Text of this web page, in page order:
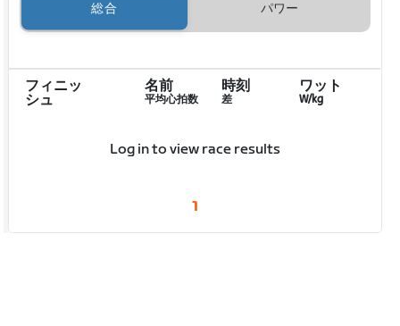
総合 パワー
フィニッ
シュ
名前
平均心拍数
時刻
差
ワット
W/kg
Log in to view race results
1